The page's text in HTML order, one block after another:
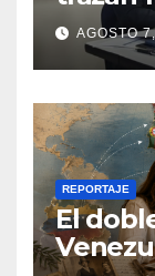
AGOSTO
REPORTAJE
El